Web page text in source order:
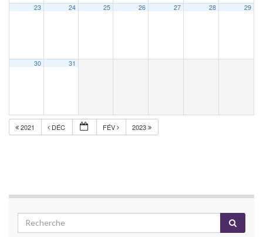
23 24 25 26 27 28 29
30 31
2021 DÉC FÉV 2023